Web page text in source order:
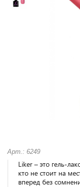
Арт.: 6249
Liker – это гель-
кто не стоит на
вперед без